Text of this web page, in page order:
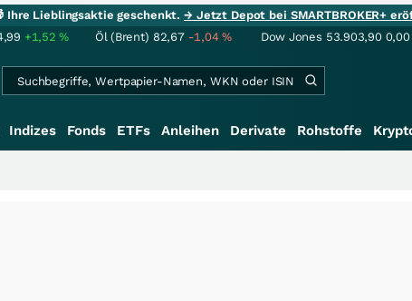
Ihre Lieblingsaktie geschenkt.→ Jetzt Depot bei SMARTBROKER+
+1,52% Öl (Brent) 82,67 -1,04% Dow Jones 53.903,90
Indizes Fonds ETFs Anleihen Derivate Rohstoffe